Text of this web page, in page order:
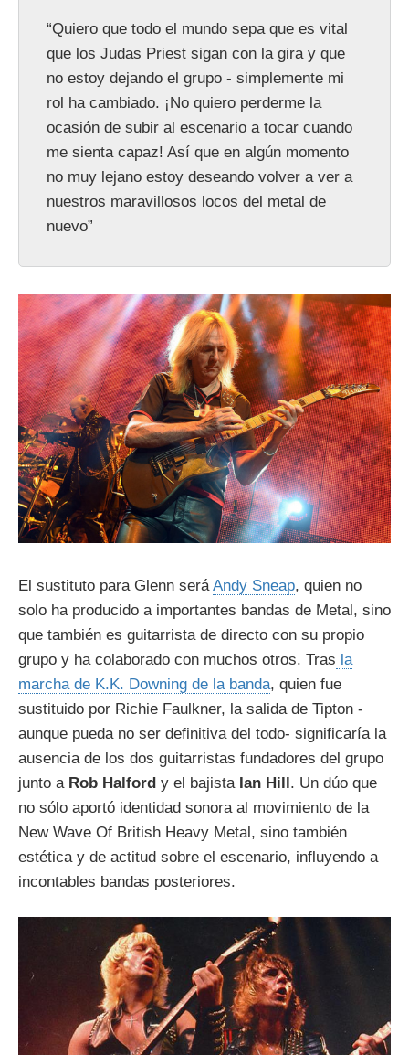
“Quiero que todo el mundo sepa que es vital
que los Judas Priest sigan con la gira y que
no estoy dejando el grupo - simplemente mi
rol ha cambiado. ¡No quiero perderme la
ocasión de subir al escenario a tocar cuando
me sienta capaz! Así que en algún momento
no muy lejano estoy deseando volver a ver a
nuestros maravillosos locos del metal de
nuevo”
El sustituto para Glenn seráAndy Sneap, quien no
solo ha producido a importantes bandas de Metal, sino
que también es guitarrista de directo con su propio
grupo y ha colaborado con muchos otros. Tras la
marcha de K.K. Downing de la banda, quien fue
sustituido por Richie Faulkner, la salida de Tipton -
aunque pueda no ser definitiva del todo- significaría la
ausencia de los dos guitarristas fundadores del grupo
junto a Rob Halford y el bajista Ian Hill . Un dúo que
no sólo aportó identidad sonora al movimiento de la
New Wave Of British Heavy Metal, sino también
estética y de actitud sobre el escenario, influyendo a
incontables bandas posteriores.